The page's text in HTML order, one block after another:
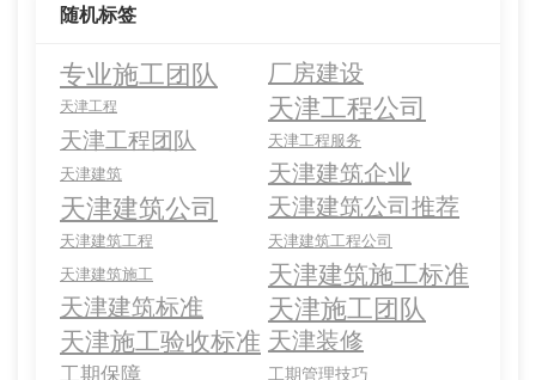
随机标签
专业施工团队 厂房建设
天津工程 天津工程公司
天津工程团队
天津工程服务
天津建筑
天津建筑企业
天津建筑公司 天津建筑公司推荐
天津建筑工程
天津建筑工程公司
天津建筑施工
天津建筑施工标准
天津建筑标准 天津施工团队
天津施工验收标准 天津装修
工期保障 工期管理技巧